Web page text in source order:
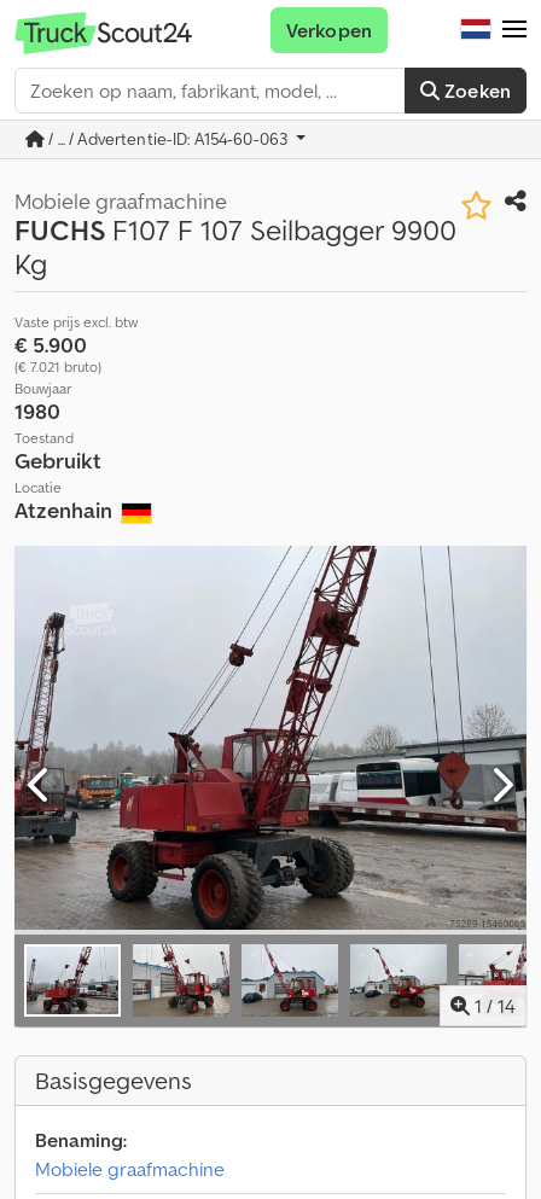
Zoeken
Verkopen
/ ... / Advertentie-ID: A154-60-063
Mobiele graafmachine
FUCHS F107 F 107 Seilbagger 9900
Kg
Vaste prijs excl. btw
€ 5.900
(€ 7.021 bruto)
Bouwjaar
1980
Toestand
Gebruikt
Locatie
Atzenhain
1 / 14
Basisgegevens
Benaming:
Mobiele graafmachine